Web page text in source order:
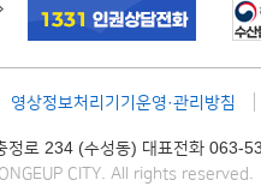
영상정보처리기기운영·관리방침
정로 234 (수성동) 대표전화 063-
CITY. All rights reserved.